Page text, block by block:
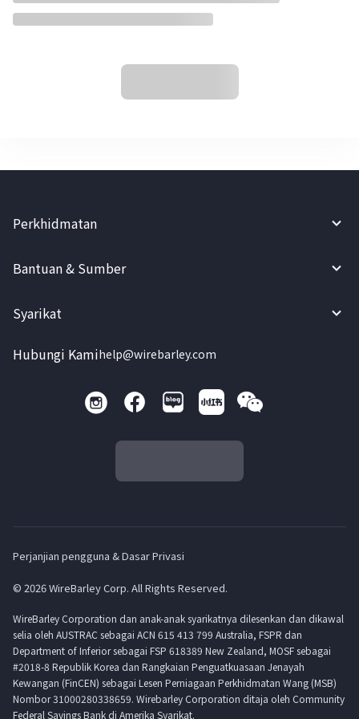
Perkhidmatan
Bantuan & Sumber
Syarikat
Hubungi Kamihelp@wirebarley.com
Perjanjian pengguna & Dasar Privasi
© 2026 WireBarley Corp. All Rights Reserved.
WireBarley Corporation dan anak-anak syarikatnya dilesenkan dan dikawal
selia oleh AUSTRAC sebagai ACN 615 413 799 Australia, FSPR dan
Department of Inferior sebagai FSP 618389 New Zealand, MOSF sebagai
#2018-8 Republik Korea dan Rangkaian Penguatkuasaan Jenayah
Kewangan (FinCEN) sebagai Lesen Perniagaan Perkhidmatan Wang (MSB)
Nombor 31000280338659. Wirebarley Corporation ditaja oleh Community
Federal Savings Bank di Amerika Syarikat.